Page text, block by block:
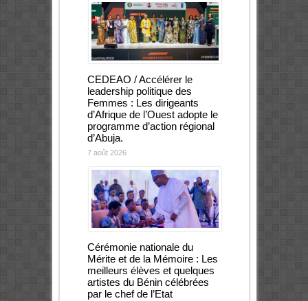
CEDEAO / Accélérer le
leadership politique des
Femmes : Les dirigeants
d’Afrique de l’Ouest adopte le
programme d’action régional
d’Abuja.
7 août 2026
Cérémonie nationale du
Mérite et de la Mémoire : Les
meilleurs élèves et quelques
artistes du Bénin célébrées
par le chef de l’Etat